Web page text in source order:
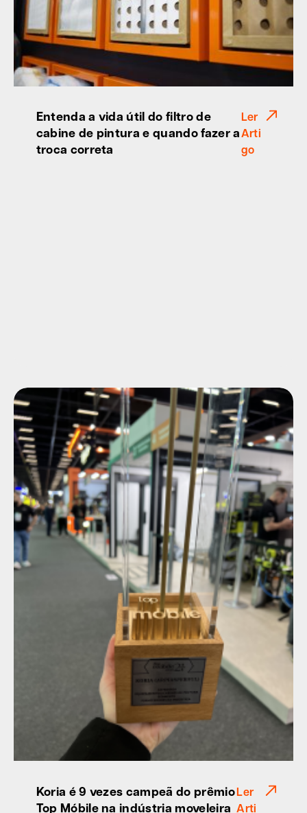
Entenda a vida útil do filtro de
cabine de pintura e quando fazer a
troca correta
Ler
Arti
go
Koria é 9 vezes campeã do prêmio
Top Móbile na indústria moveleira
Ler
Arti